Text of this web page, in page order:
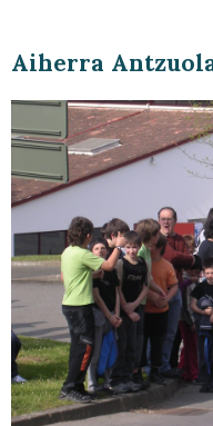
Aiherra Antzuola